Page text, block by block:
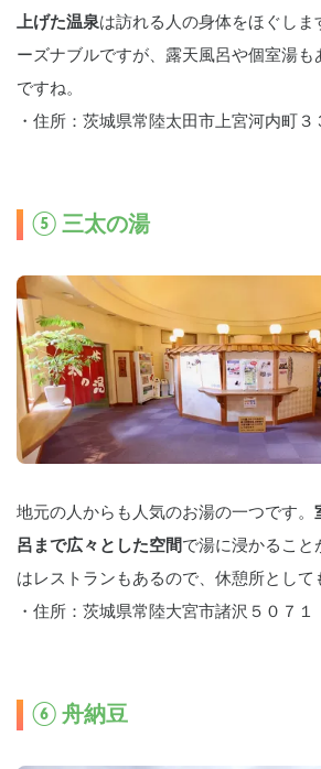
上げた温泉は訪れる人の身体をほぐしま
ーズナブルですが、露天風呂や個室湯も
ですね。
・住所：茨城県常陸太田市上宮河内町３
⑤ 三太の湯
地元の人からも人気のお湯の一つです。
呂まで広々とした空間 で湯に浸かること
はレストランもあるので、休憩所として
・住所：茨城県常陸大宮市諸沢５０７１
⑥ 舟納豆